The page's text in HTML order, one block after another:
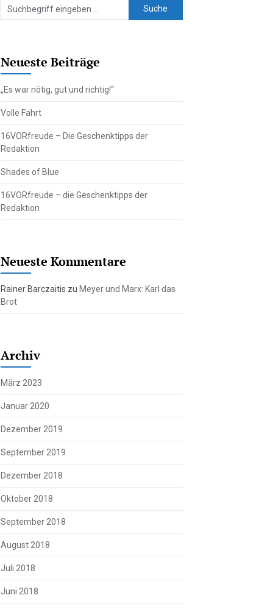
Neueste Beiträge
„Es war nötig, gut und richtig!“
Volle Fahrt
16VORfreude – Die Geschenktipps der
Redaktion
Shades of Blue
16VORfreude – die Geschenktipps der
Redaktion
Neueste Kommentare
Rainer Barczaitis zu Meyer und Marx: Karl das
Brot
Archiv
März 2023
Januar 2020
Dezember 2019
September 2019
Dezember 2018
Oktober 2018
September 2018
August 2018
Juli 2018
Juni 2018